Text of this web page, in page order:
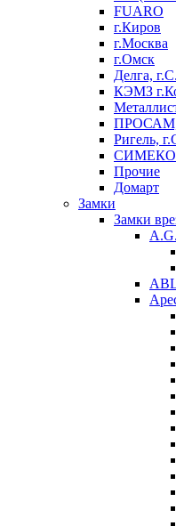
FUARO
г.Киров
г.Москва
г.Омск
Делга,
КЭМЗ
ПРОСАМ,
Ригель,
СИМЕКО
Прочие
Домарт
Замки
Замки